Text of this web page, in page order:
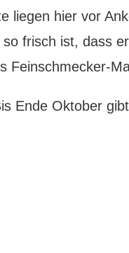
liegen hier vor
frisch ist, dass
Feinschmecker-
Ende Oktober